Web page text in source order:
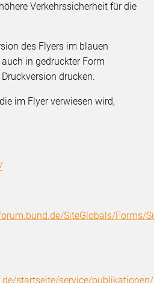
Verkehrssicherheit für die
des Flyers im blauen
in gedruckter Form
drucken.
im Flyer verwiesen wird,
SiteGlobals/Forms/
startseite/service/publikationen/